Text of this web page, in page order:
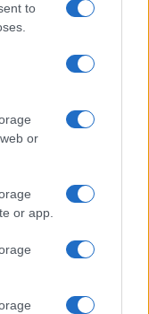
to
or
or app.